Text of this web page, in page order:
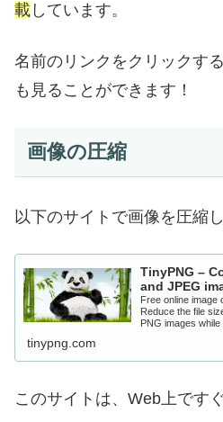
載 しています。
名前のリンクをクリックす
も見ることができます！
画像の圧縮
以下のサイトで画像を圧縮
TinyPNG –
and JPEG
Free online image
Reduce the file
PNG images while
tinypng.com
このサイトは、Web上です